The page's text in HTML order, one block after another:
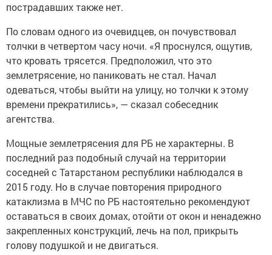
пострадавших также нет.
По словам одного из очевидцев, он почувствовал
толчки в четвертом часу ночи. «Я проснулся, ощутив,
что кровать трясется. Предположил, что это
землетрясение, но паниковать не стал. Начал
одеваться, чтобы выйти на улицу, но толчки к этому
времени прекратились», — сказал собеседник
агентства.
Мощные землетрясения для РБ не характерны. В
последний раз подобный случай на территории
соседней с Татарстаном республики наблюдался в
2015 году. Но в случае повторения природного
катаклизма в МЧС по РБ настоятельно рекомендуют
оставаться в своих домах, отойти от окон и ненадежно
закрепленных конструкций, лечь на пол, прикрыть
голову подушкой и не двигаться.